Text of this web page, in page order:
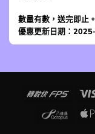
數量有數，送完即止
優惠更新日期：